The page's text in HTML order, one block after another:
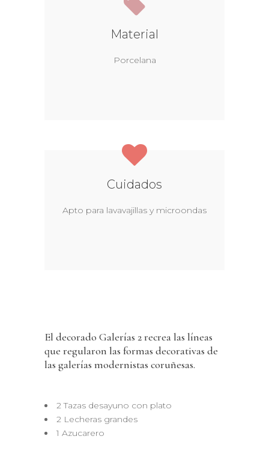
Material
Porcelana
Cuidados
Apto para lavavajillas y microondas
El decorado Galerías 2 recrea las líneas
que regularon las formas decorativas de
las galerías modernistas coruñesas.
2 Tazas desayuno con plato
2 Lecheras grandes
1 Azucarero